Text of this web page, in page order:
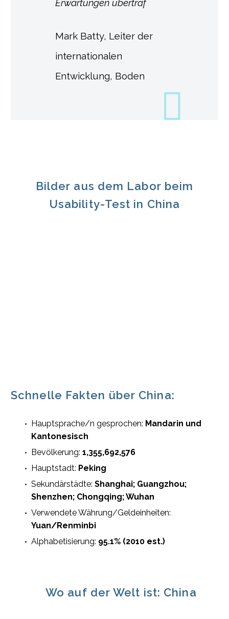
Erwartungen übertraf
Mark Batty, Leiter der
internationalen
Entwicklung, Boden
Bilder aus dem Labor beim
Usability-Test in China
Schnelle Fakten über China:
Hauptsprache/n gesprochen: Mandarin und
Kantonesisch
Bevölkerung: 1,355,692,576
Hauptstadt: Peking
Sekundärstädte: Shanghai; Guangzhou;
Shenzhen; Chongqing; Wuhan
Verwendete Währung/Geldeinheiten:
Yuan/Renminbi
Alphabetisierung: 95.1% (2010 est.)
Wo auf der Welt ist: China